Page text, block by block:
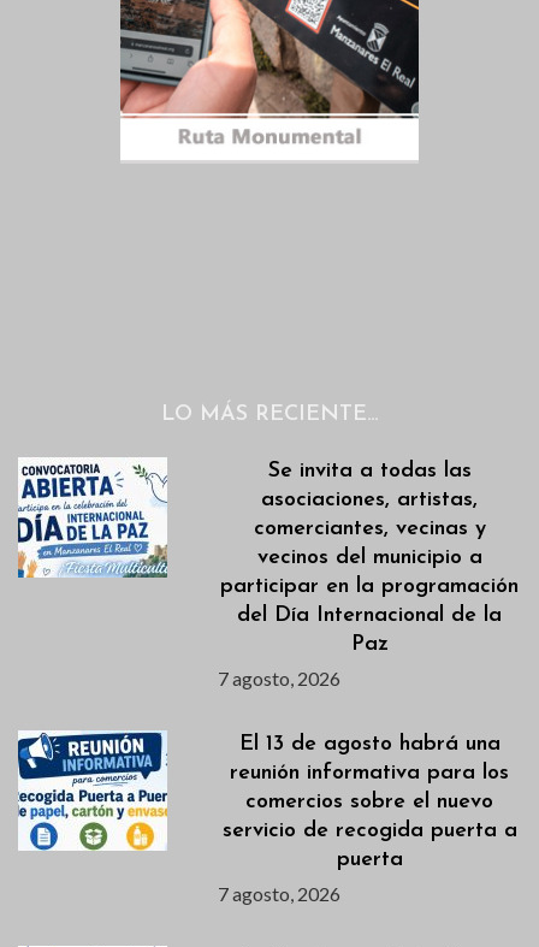
LO MÁS RECIENTE…
Se invita a todas las
asociaciones, artistas,
comerciantes, vecinas y
vecinos del municipio a
participar en la programación
del Día Internacional de la
Paz
7 agosto, 2026
El 13 de agosto habrá una
reunión informativa para los
comercios sobre el nuevo
servicio de recogida puerta a
puerta
7 agosto, 2026